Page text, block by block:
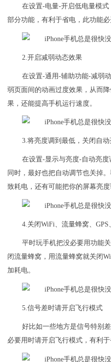
在设置-电量-开启低电量模
部分功能，有利于省电，此功能必
2.开启减弱动态效果
在设置-通用-辅助功能-减弱
弱页面间的动画过度效果，从而
果，还能提高手机运行速度。
3.将亮度调到最低，关闭自
在设置-显示与亮度-自动亮
同时，最好也把自动调节也关掉
致耗电，还有可能把你的屏幕亮度
4.关闭WiFi、流量蜂窝、GPS
平时玩手机把没必要用功能
闭流量蜂窝，用流量蜂窝就关闭
加耗电。
5.信号差时请开启飞行模式
好比如一些地方是信号特别
必要用时请开启飞行模式，有利于